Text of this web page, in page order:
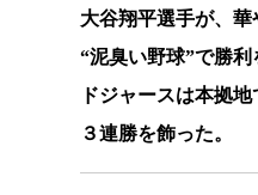
大谷翔平選手が、華
“泥臭い野球”で勝利
ドジャースは本拠
３連勝を飾った。